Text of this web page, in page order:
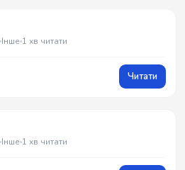
Інше 1 хв читати
Читати
Інше 1 хв читати